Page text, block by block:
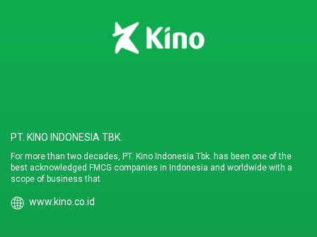
PT. KINO INDONESIA TBK.
For more than two decades, PT. Kino Indonesia Tbk. has been one of the
best acknowledged FMCG companies in Indonesia and worldwide with a
scope of business that
www.kino.co.id